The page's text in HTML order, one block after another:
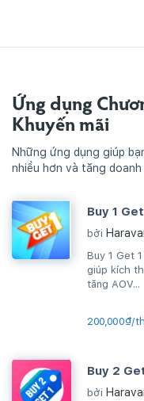
Ứng dụng
Khuyến mãi
Những ứng dụng giúp
nhiều hơn và tăng
Buy 1
bởi
Buy 1 Get
giúp kích
tăng AOV...
200,000₫/
Buy 2
bởi